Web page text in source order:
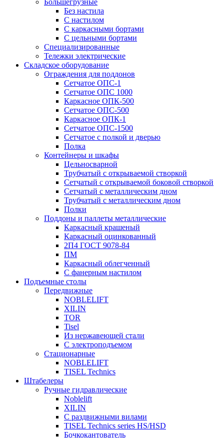
Без настила
С настилом
С каркасными бортами
С цельными бортами
Специализированные
Тележки электрические
Складское оборудование
Ограждения для поддонов
Сетчатое ОПС-1
Сетчатое ОПС 1000
Каркасное ОПК-500
Сетчатое ОПС-500
Каркасное ОПК-1
Сетчатое ОПС-1500
Сетчатое с полкой и дверью
Полка
Контейнеры и шкафы
Цельносварной
Трубчатый с открываемой створкой
Сетчатый с открываемой боковой створкой
Сетчатый с металлическим дном
Трубчатый с металлическим дном
Полки
Поддоны и паллеты металлические
Каркасный крашеный
Каркасный оцинкованный
2П4 ГОСТ 9078-84
ПМ
Каркасный облегченный
С фанерным настилом
Подъемные столы
Передвижные
NOBLELIFT
XILIN
TOR
Tisel
Из нержавеющей стали
С электроподъемом
Стационарные
NOBLELIFT
TISEL Technics
Штабелеры
Ручные гидравлические
Noblelift
XILIN
С раздвижными вилами
TISEL Technics series HS/HSD
Бочкокантователь